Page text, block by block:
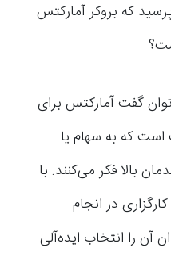
که بروکر آمارکتس
گفت آمارکتس برای
است که به سهام یا
بالا فکر می‌کنند. با
در انجام
آن را انتخاب ایده‌آلی